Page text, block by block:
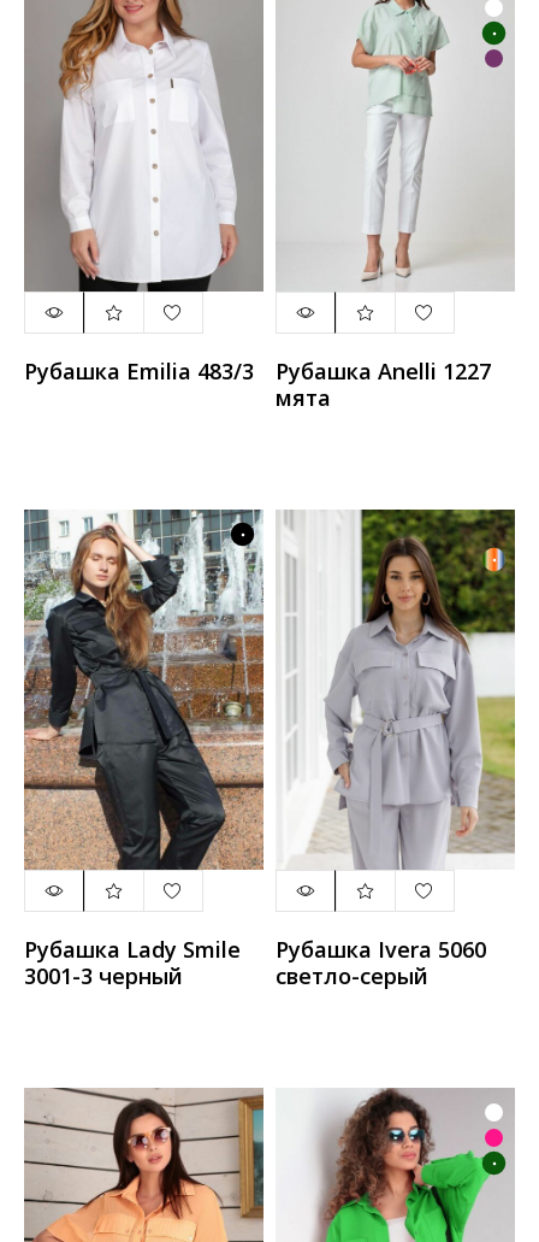
Рубашка Emilia 483/3
Рубашка Anelli 1227
мята
Рубашка Lady Smile
3001-3 черный
Рубашка Ivera 5060
светло-серый